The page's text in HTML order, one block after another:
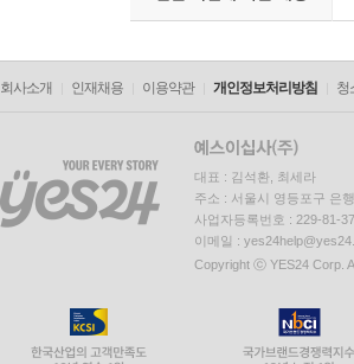
회사소개 인재채용 이용약관 개인정보처리방침 청
대표 : 김석환, 최세라
주소 : 서울시 영등포구 은
사업자등록번호 : 229-81-
이메일 :
Copyright ⓒ YES24 Corp.